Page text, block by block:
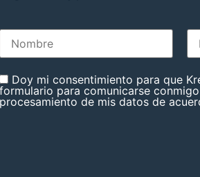
Doy mi consentimiento para que
formulario para comunicarse
procesamiento de mis datos de